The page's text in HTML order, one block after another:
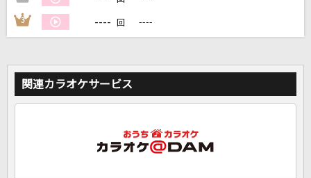
自宅でカラオケ歌い放題！
家族や友達と一緒に！練習にも！
3 ---- 回 ----
関連カラオケサービス